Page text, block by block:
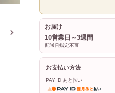
お届け
10営業日～3週間
配送日指定不可
お支払い方法
PAY ID あと払い